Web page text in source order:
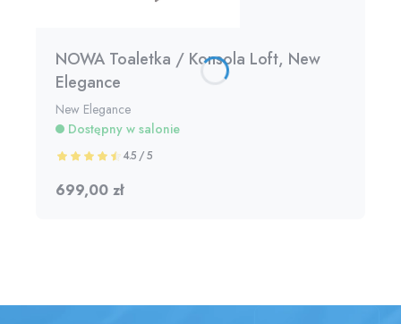
NOWA Toaletka / Konsola Loft, New
Elegance
New Elegance
Dostępny w salonie
4.5 / 5
699,00 zł